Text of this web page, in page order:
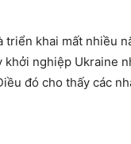
khai mất nhiều
nghiệp Ukraine
đó cho thấy các